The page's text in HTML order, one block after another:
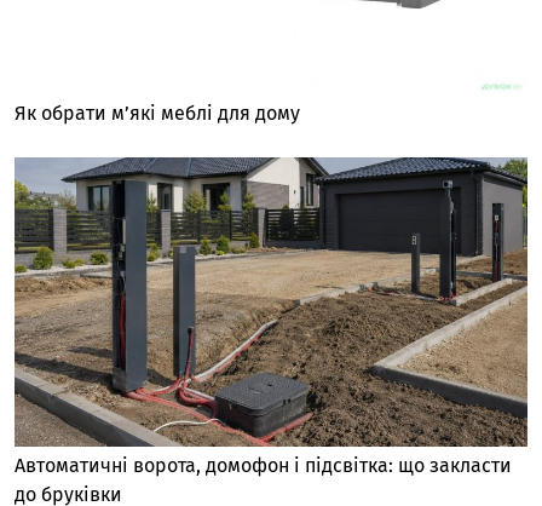
Як обрати м’які меблі для дому
Автоматичні ворота, домофон і підсвітка: що закласти
до бруківки